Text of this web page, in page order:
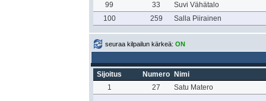
99
33
Suvi Vähätalo
100
259 Salla Piirainen
seuraa kilpailun kärkeä: ON
Sijoitus Numero
Nimi
1
27 Satu Matero